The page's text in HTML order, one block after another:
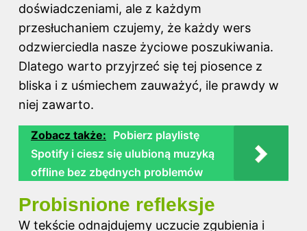
doświadczeniami, ale z każdym
przesłuchaniem czujemy, że każdy wers
odzwierciedla nasze życiowe poszukiwania.
Dlatego warto przyjrzeć się tej piosence z
bliska i z uśmiechem zauważyć, ile prawdy w
niej zawarto.
Zobacz także: Pobierz playlistę
Spotify i ciesz się ulubioną muzyką
offline bez zbędnych problemów
Probisnione refleksje
W tekście odnajdujemy uczucie zgubienia i